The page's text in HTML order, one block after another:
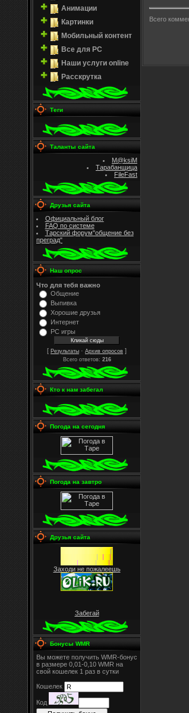
Анимации
Картинки
Мобильный контент
Все для PC
Наши услуги online
Расскрутка
Теги
Таланты сайта
M@ksiM
Тарабанщица
FileFast
Друзья сайта
Официальный блог
FAQ по системе
Тарский форум"общение без
преград"
Наш опрос
Что для тебя важно
Общение
Выпивка
Хорошие друзья
Интернет
PC игры
[ Результаты · Архив опросов ]
Всего ответов: 216
Кто к нам забегал
Погода на сегодня
Погода на завтро
Друзья сайта
Заходи не пожалеешь
Забегай
Бонусы WMR
Вы можете получить WMR-бонус
в размере 0,01-0,10 WMR на
свой кошелек 1 раз в сутки
Кошелек
Код
Всего